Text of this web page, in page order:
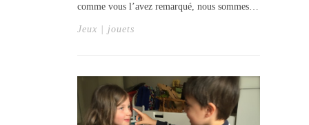
comme vous l’avez remarqué, nous sommes…
Jeux | jouets